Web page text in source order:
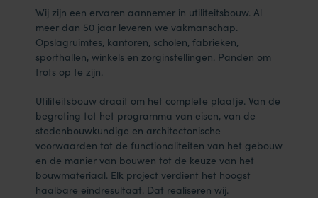
Wij zijn een ervaren aannemer in utiliteitsbouw. Al
meer dan 50 jaar leveren we vakmanschap.
Opslagruimtes, kantoren, scholen, fabrieken,
sporthallen, winkels en zorginstellingen. Panden om
trots op te zijn.
Utiliteitsbouw draait om het complete plaatje. Van de
begroting tot het programma van eisen, van de
stedenbouwkundige en architectonische
voorwaarden tot de functionaliteiten van het gebouw
en de manier van bouwen tot de keuze van het
bouwmateriaal. Elk project verdient het hoogst
haalbare eindresultaat. Dat realiseren wij.